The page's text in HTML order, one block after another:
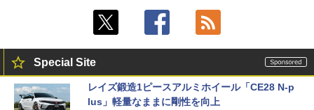
Special Site
レイズ鍛造1ピースアルミホイール「CE28 N-p
lus」軽量なままに剛性を向上